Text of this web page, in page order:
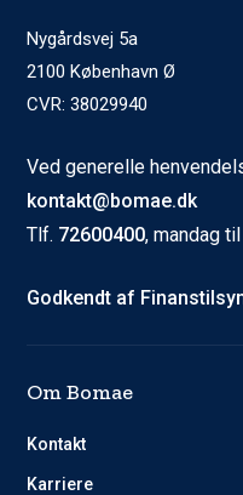
Nygårdsvej 5a
2100 København Ø
CVR: 38029940
Ved generelle
kontakt@bomae.dk
Tlf. 72600400, mandag
Godkendt af
Om Bomae
Kontakt
Karriere